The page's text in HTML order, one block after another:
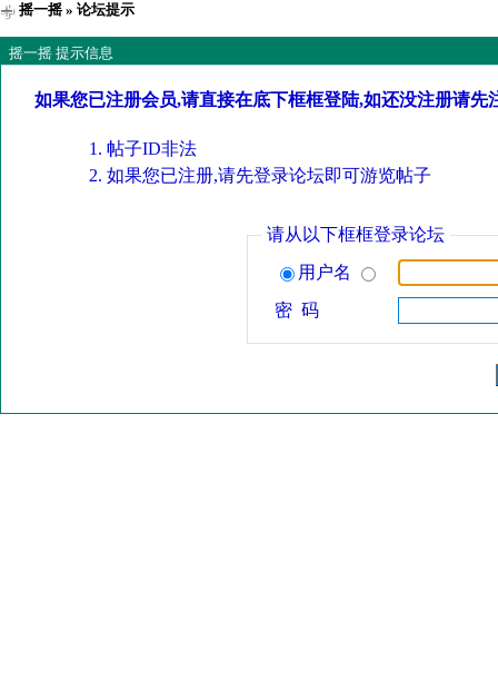
摇一摇» 论坛提示
摇一摇 提示信息
如果您已注册会员,请直接在底下框框登陆,如还没注册请先
帖子ID非法
如果您已注册,请先登录论坛即可游览帖子
请从以下框框登录论坛
用户名
密 码